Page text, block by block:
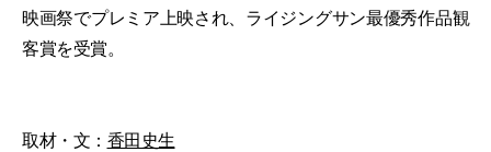
映画祭でプレミア上映され、ライジングサン最優秀作品観
客賞を受賞。
取材・文： 香田史生